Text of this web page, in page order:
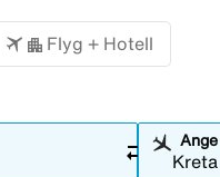
Flyg + Hotell
sync_alt